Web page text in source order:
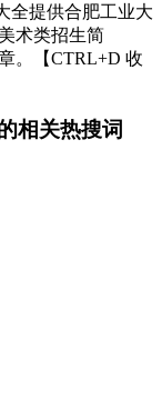
全提供合肥工业大
术类招生简
。【CTRL+D 收
相关热搜词